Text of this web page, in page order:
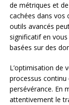
de métriques et
cachées dans vos
outils avancés
significatif en
basées sur des
L’optimisation de
processus continu
persévérance. En
attentivement le